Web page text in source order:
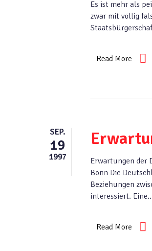
Es ist mehr als
zwar mit völlig
Read More
SEP.
19
1997
Erwartungen der
Bonn Die
Beziehungen
interessiert.
Read More